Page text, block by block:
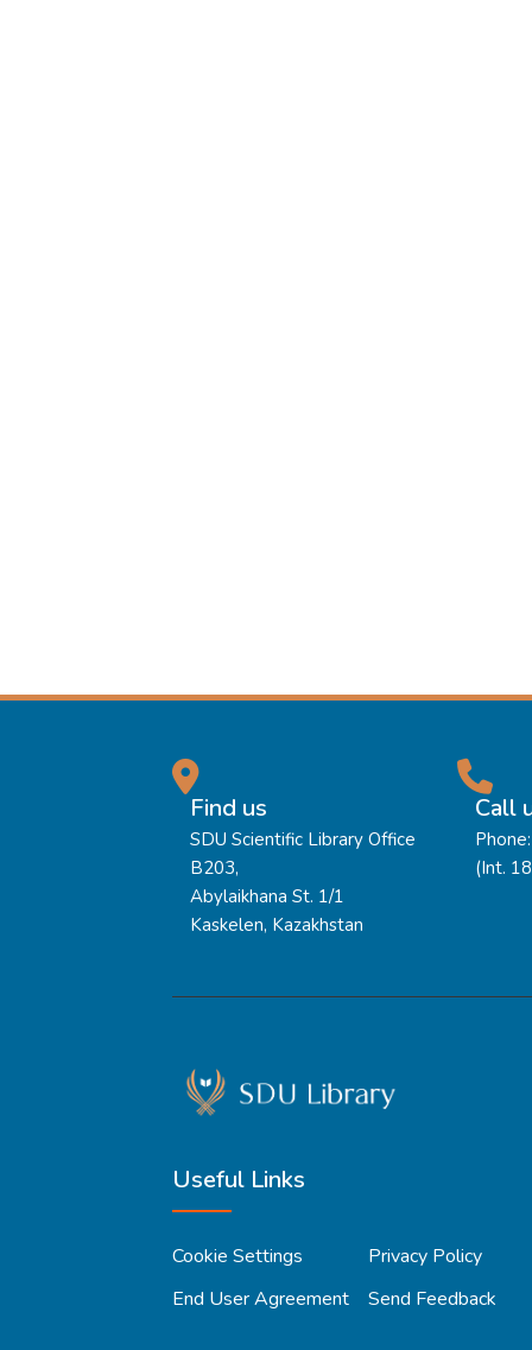
Find us
SDU Scientific Library Office
B203,
Abylaikhana St. 1/1
Kaskelen, Kazakhstan
Call
(Int.
Useful Links
Cookie Settings
Privacy Policy
End User Agreement
Send Feedback